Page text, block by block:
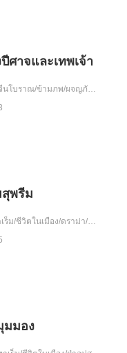
ศาจและเทพเจ้า
แอ็คชั่น/แฟนตาซี/จีนโบราณ/ข้ามภพ/ผจญภัย/ชีวิตในเมือง/โลกลึกลับ/ฝ่าอุปสรรค/อัพเกรด/ความรัก/ลูกผู้ชาย/วัยรุ่น/ซื่อสัตย์
พรีม
แอ็คชั่น/ผจญภัย/ฮาเร็ม/ชีวิตในเมือง/ดราม่า/ฝ่าอุปสรรค/ลูกผู้ชาย
มมอง